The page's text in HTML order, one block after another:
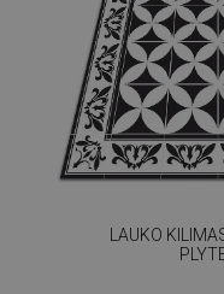
LAUKO